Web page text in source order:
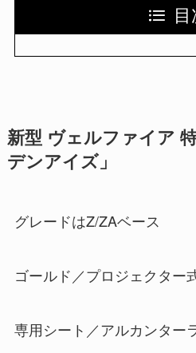
新型 ヴェルファイア
デンアイズ」
グレードはZ/ZAベース
ゴールド／プロジェクター
専用シート／アルカンター